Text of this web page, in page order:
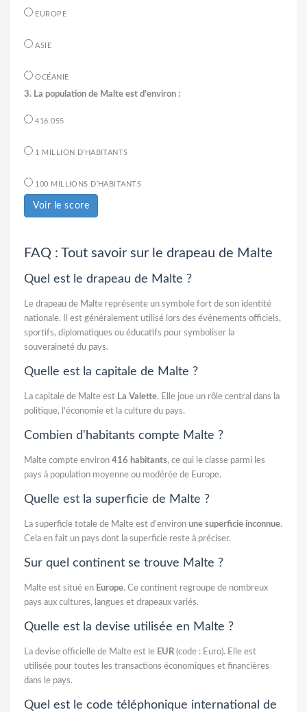
EUROPE
ASIE
OCÉANIE
3. La population de Malte est d’environ :
416.055
1 MILLION D’HABITANTS
100 MILLIONS D’HABITANTS
Voir le score
FAQ : Tout savoir sur le drapeau de Malte
Quel est le drapeau de Malte ?
Le drapeau de Malte représente un symbole fort de son identité
nationale. Il est généralement utilisé lors des événements officiels,
sportifs, diplomatiques ou éducatifs pour symboliser la
souveraineté du pays.
Quelle est la capitale de Malte ?
La capitale de Malte est La Valette. Elle joue un rôle central dans la
politique, l'économie et la culture du pays.
Combien d'habitants compte Malte ?
Malte compte environ 416 habitants, ce qui le classe parmi les
pays à population moyenne ou modérée de Europe.
Quelle est la superficie de Malte ?
La superficie totale de Malte est d’environ une superficie inconnue.
Cela en fait un pays dont la superficie reste à préciser.
Sur quel continent se trouve Malte ?
Malte est situé en Europe. Ce continent regroupe de nombreux
pays aux cultures, langues et drapeaux variés.
Quelle est la devise utilisée en Malte ?
La devise officielle de Malte est le EUR (code : Euro). Elle est
utilisée pour toutes les transactions économiques et financières
dans le pays.
Quel est le code téléphonique international de